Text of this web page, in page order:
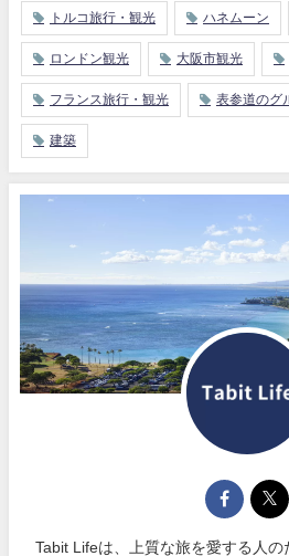
トルコ旅行・観光 ハネムーン
ロンドン観光 大阪市観光
フランス旅行・観光 表参道のグ
建築
Tabit Lifeは、上質な旅を愛する人